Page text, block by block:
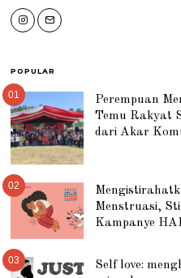
POPULAR
01
Perempuan
Temu Rakyat
dari Akar
02
Menstruasi,
Kampanye
03
Self love: